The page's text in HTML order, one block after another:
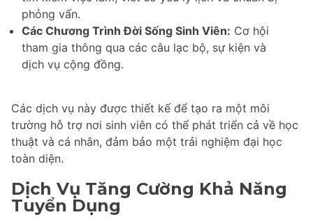
phỏng vấn.
Các Chương Trình Đời Sống Sinh Viên: Cơ hội
tham gia thông qua các câu lạc bộ, sự kiện và
dịch vụ cộng đồng.
Các dịch vụ này được thiết kế để tạo ra một môi
trường hỗ trợ nơi sinh viên có thể phát triển cả về học
thuật và cá nhân, đảm bảo một trải nghiệm đại học
toàn diện.
Dịch Vụ Tăng Cường Khả Năng
Tuyển Dụng